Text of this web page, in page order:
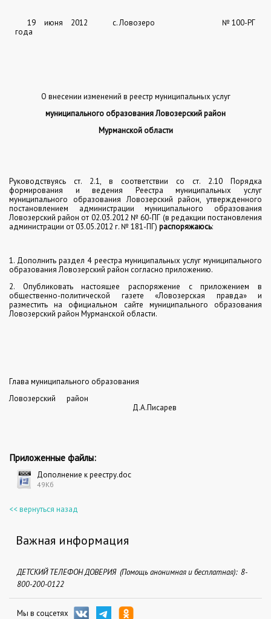
19 июня 2012
года
с. Ловозеро № 100-РГ
О внесении изменений в реестр муниципальных услуг
муниципального образования Ловозерский район
Мурманской области
Руководствуясь ст. 2.1, в соответствии со ст. 2.10 Порядка
формирования и ведения Реестра муниципальных услуг
муниципального образования Ловозерский район, утвержденного
постановлением администрации муниципального образования
Ловозерский район от 02.03.2012 № 60-ПГ (в редакции постановления
администрации от 03.05.2012 г. № 181-ПГ) распоряжаюсь:
1. Дополнить раздел 4 реестра муниципальных услуг муниципального
образования Ловозерский район согласно приложению.
2. Опубликовать настоящее распоряжение с приложением в
общественно-политической газете «Ловозерская правда» и
разместить на официальном сайте муниципального образования
Ловозерский район Мурманской области.
Глава муниципального образования
Ловозерский район
Д.А.Писарев
Приложенные файлы:
Дополнение к реестру.doc
49Кб
<< вернуться назад
Важная информация
ДЕТСКИЙ ТЕЛЕФОН ДОВЕРИЯ (Помощь анонимная и бесплатная): 8-
800-200-0122
Мы в соцсетях